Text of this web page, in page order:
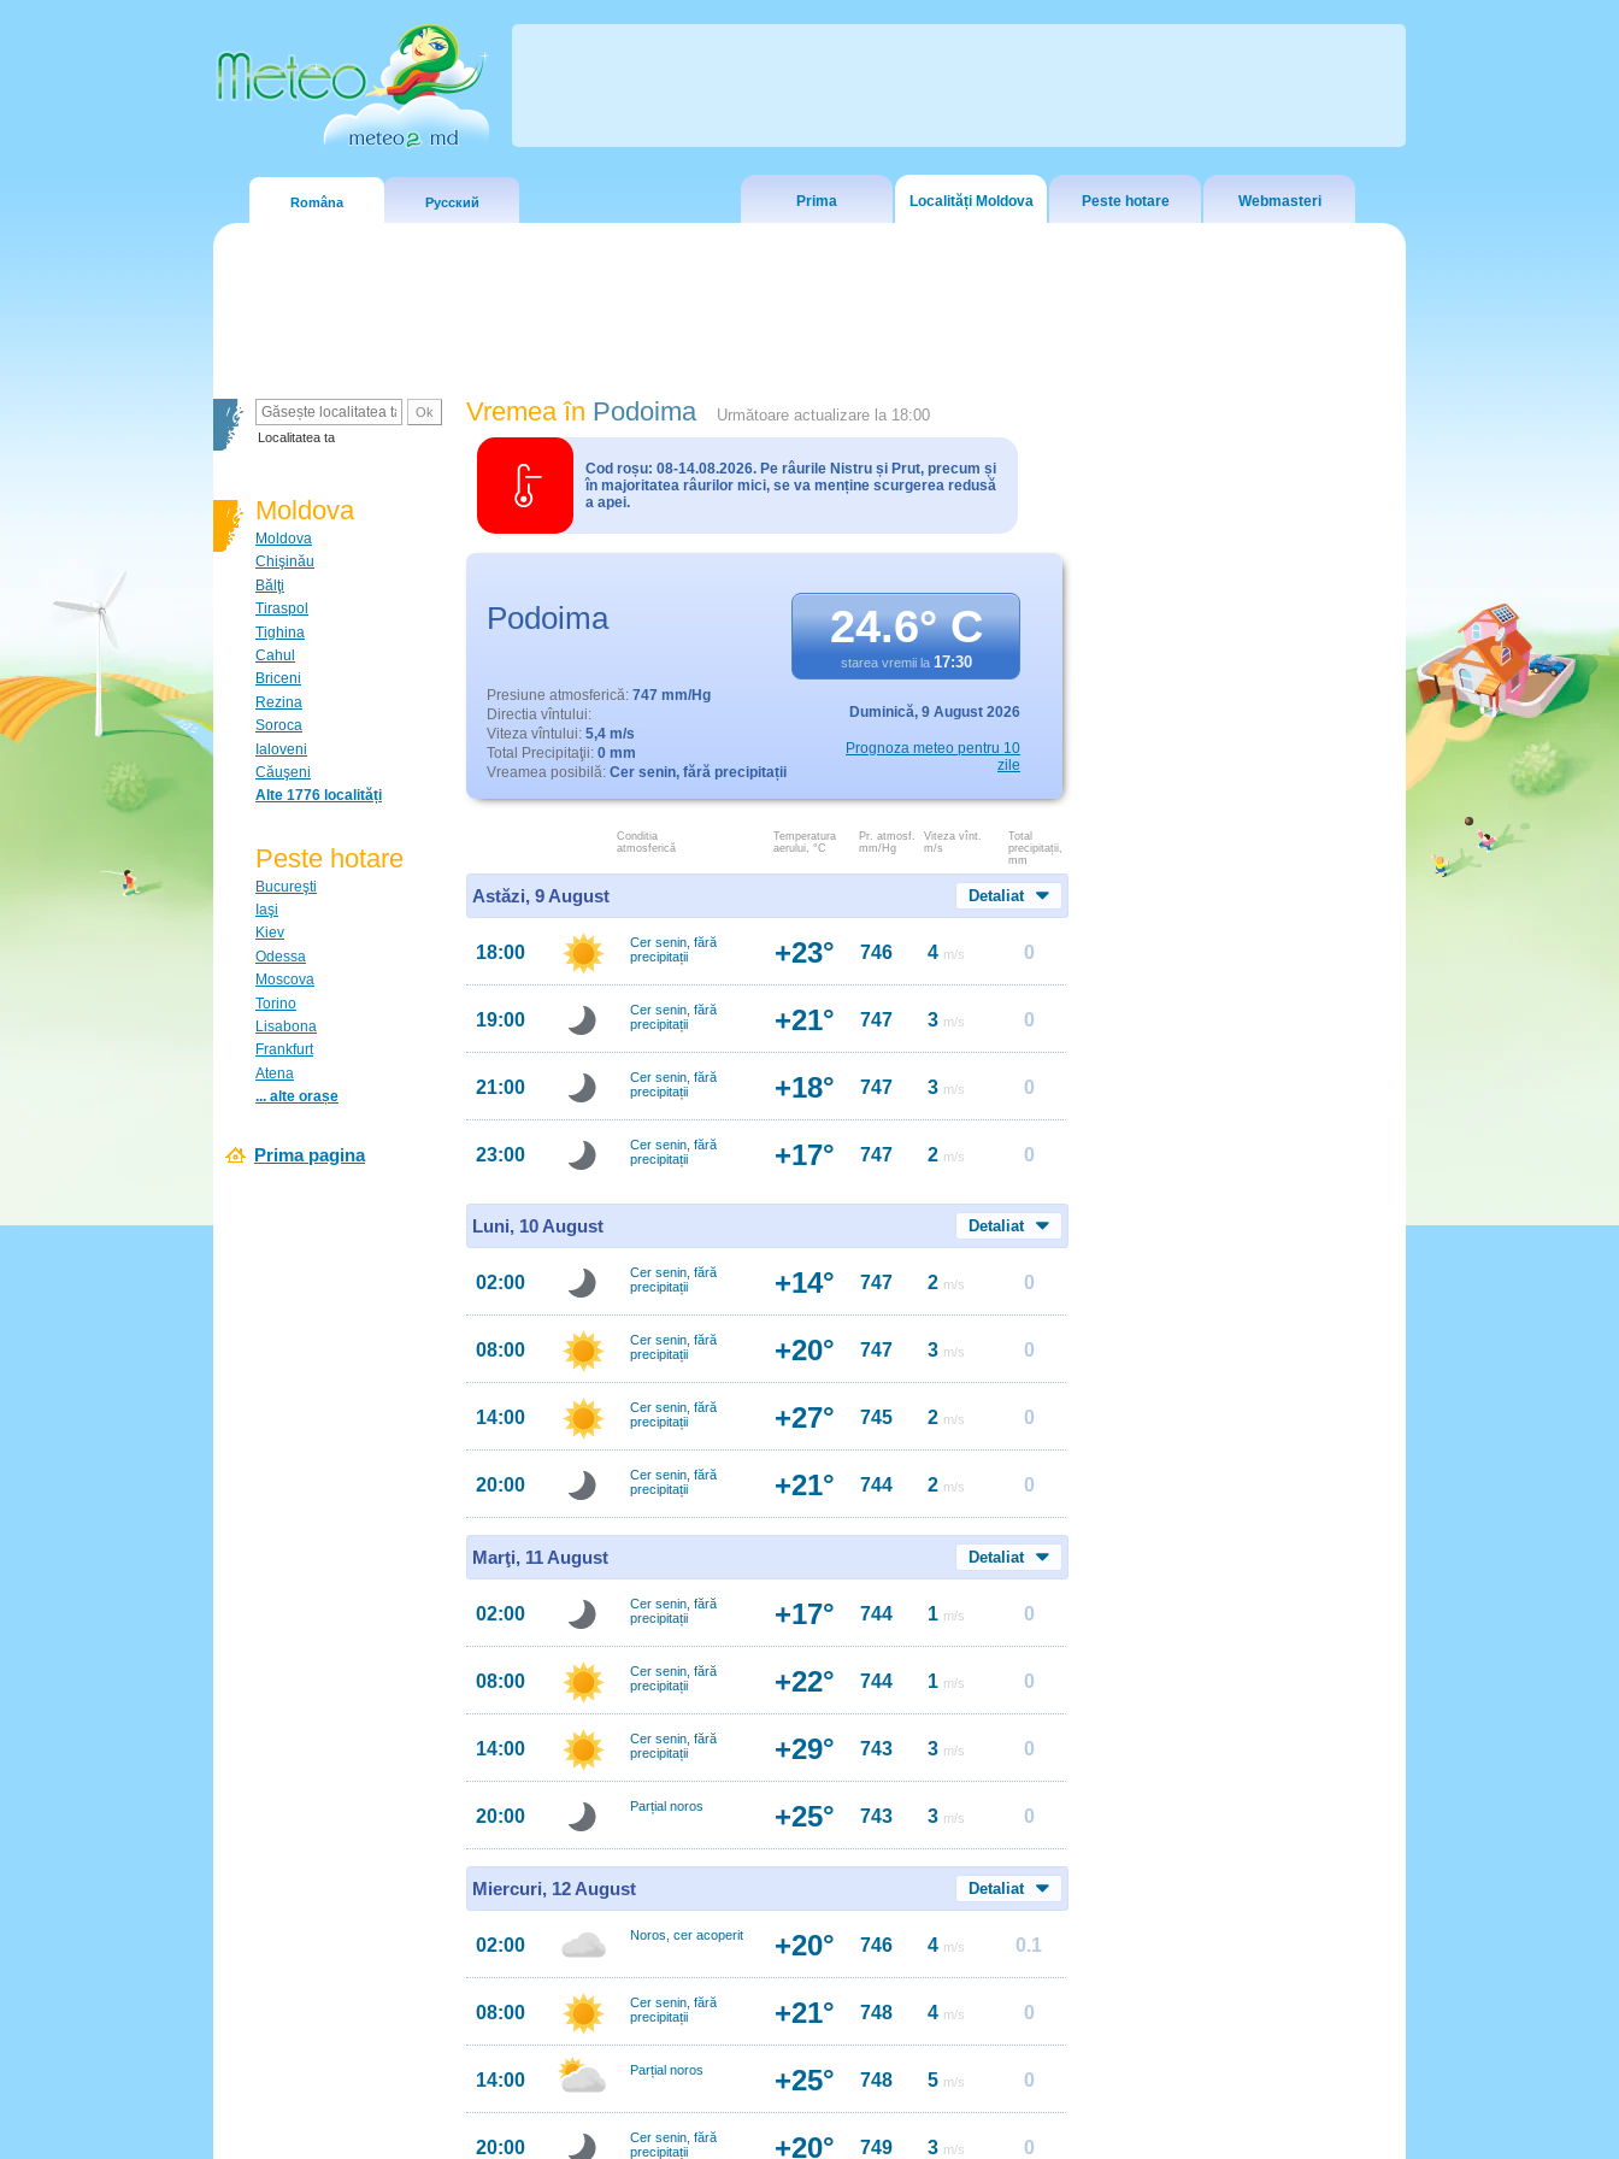
Româna Русский Prima Localități Moldova Peste hotare Webmasteri
Localitatea ta
Moldova
Moldova
Chişinău
Bălţi
Tiraspol
Tighina
Cahul
Briceni
Rezina
Soroca
Ialoveni
Căuşeni
Alte 1776 localități
Peste hotare
Bucureşti
Iaşi
Kiev
Odessa
Moscova
Torino
Lisabona
Frankfurt
Atena
... alte orașe
Prima pagina
Vremea în Podoima Următoare actualizare la 18:00
Cod roșu: 08-14.08.2026. Pe râurile Nistru și Prut, precum și
în majoritatea râurilor mici, se va menține scurgerea redusă
a apei.
Podoima 24.6° C
starea vremii la 17:30
Presiune atmosferică: 747 mm/Hg
Directia vîntului:
Viteza vîntului: 5,4 m/s
Total Precipitaţii: 0 mm
Vreamea posibilă: Cer senin, fără precipitații
Duminică, 9 August 2026
Prognoza meteo pentru 10
zile
Conditia
atmosferică
Temperatura
aerului, °C
Pr. atmosf.
mm/Hg
Viteza vînt.
m/s
Total
precipitații,
mm
Astăzi, 9 August Detaliat
18:00
Cer senin, fără
precipitații
+23° 746 4 m/s 0
19:00
Cer senin, fără
precipitații
+21° 747 3 m/s 0
21:00
Cer senin, fără
precipitații
+18° 747 3 m/s 0
23:00
Cer senin, fără
precipitații
+17° 747 2 m/s 0
Luni, 10 August Detaliat
02:00
Cer senin, fără
precipitații
+14° 747 2 m/s 0
08:00
Cer senin, fără
precipitații
+20° 747 3 m/s 0
14:00
Cer senin, fără
precipitații
+27° 745 2 m/s 0
20:00
Cer senin, fără
precipitații
+21° 744 2 m/s 0
Marţi, 11 August Detaliat
02:00
Cer senin, fără
precipitații
+17° 744 1 m/s 0
08:00
Cer senin, fără
precipitații
+22° 744 1 m/s 0
14:00
Cer senin, fără
precipitații
+29° 743 3 m/s 0
20:00 Parțial noros +25° 743 3 m/s 0
Miercuri, 12 August Detaliat
02:00 Noros, cer acoperit +20° 746 4 m/s 0.1
08:00
Cer senin, fără
precipitații
+21° 748 4 m/s 0
14:00 Parțial noros +25° 748 5 m/s 0
20:00
Cer senin, fără
precipitații
+20° 749 3 m/s 0